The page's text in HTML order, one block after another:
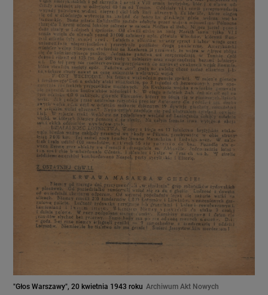
"Głos Warszawy", 20 kwietnia 1943 roku Archiwum Akt Nowych